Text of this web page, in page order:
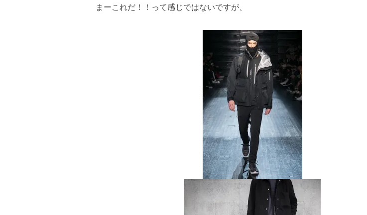
まーこれだ！！って感じではないですが、